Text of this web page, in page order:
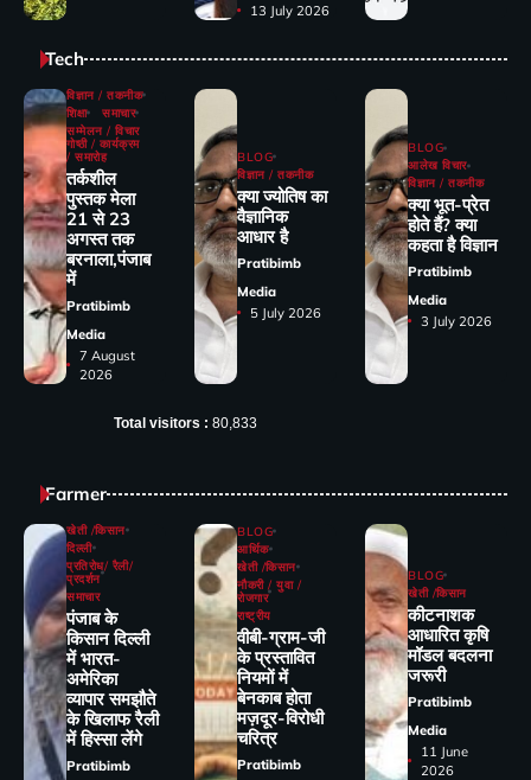
13 July 2026
Tech
विज्ञान / तकनीक
शिक्षा
समाचार
सम्मेलन / विचार
गोष्ठी / कार्यक्रम
/ समारोह
तर्कशील
पुस्तक मेला
21 से 23
अगस्त तक
बरनाला,पंजाब
में
Pratibimb
Media
7 August
2026
BLOG
विज्ञान / तकनीक
क्या ज्योतिष का
वैज्ञानिक
आधार है
Pratibimb
Media
5 July 2026
BLOG
आलेख विचार
विज्ञान / तकनीक
क्या भूत-प्रेत
होते हैं? क्या
कहता है विज्ञान
Pratibimb
Media
3 July 2026
Total visitors : 80,833
Farmer
खेती /किसान
दिल्ली
प्रतिरोध/ रैली/
प्रदर्शन
समाचार
पंजाब के
किसान दिल्ली
में भारत-
अमेरिका
व्यापार समझौते
के खिलाफ रैली
में हिस्सा लेंगे
Pratibimb
BLOG
आर्थिक
खेती /किसान
नौकरी / युवा /
रोजगार
राष्ट्रीय
वीबी-ग्राम-जी
के प्रस्तावित
नियमों में
बेनकाब होता
मज़दूर-विरोधी
चरित्र
Pratibimb
BLOG
खेती /किसान
कीटनाशक
आधारित कृषि
मॉडल बदलना
जरूरी
Pratibimb
Media
11 June
2026